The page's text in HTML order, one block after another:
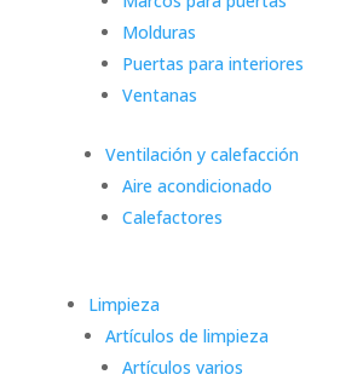
Molduras
Puertas para interiores
Ventanas
Ventilación y calefacción
Aire acondicionado
Calefactores
Limpieza
Artículos de limpieza
Artículos varios